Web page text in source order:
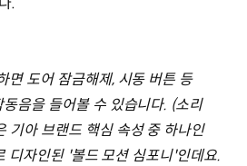
면 도어 잠금해제, 시동 버튼 등
음을 들어볼 수 있습니다. (소리
기아 브랜드 핵심 속성 중 하나인
디자인된 '볼드 모션 심포니'인데요.